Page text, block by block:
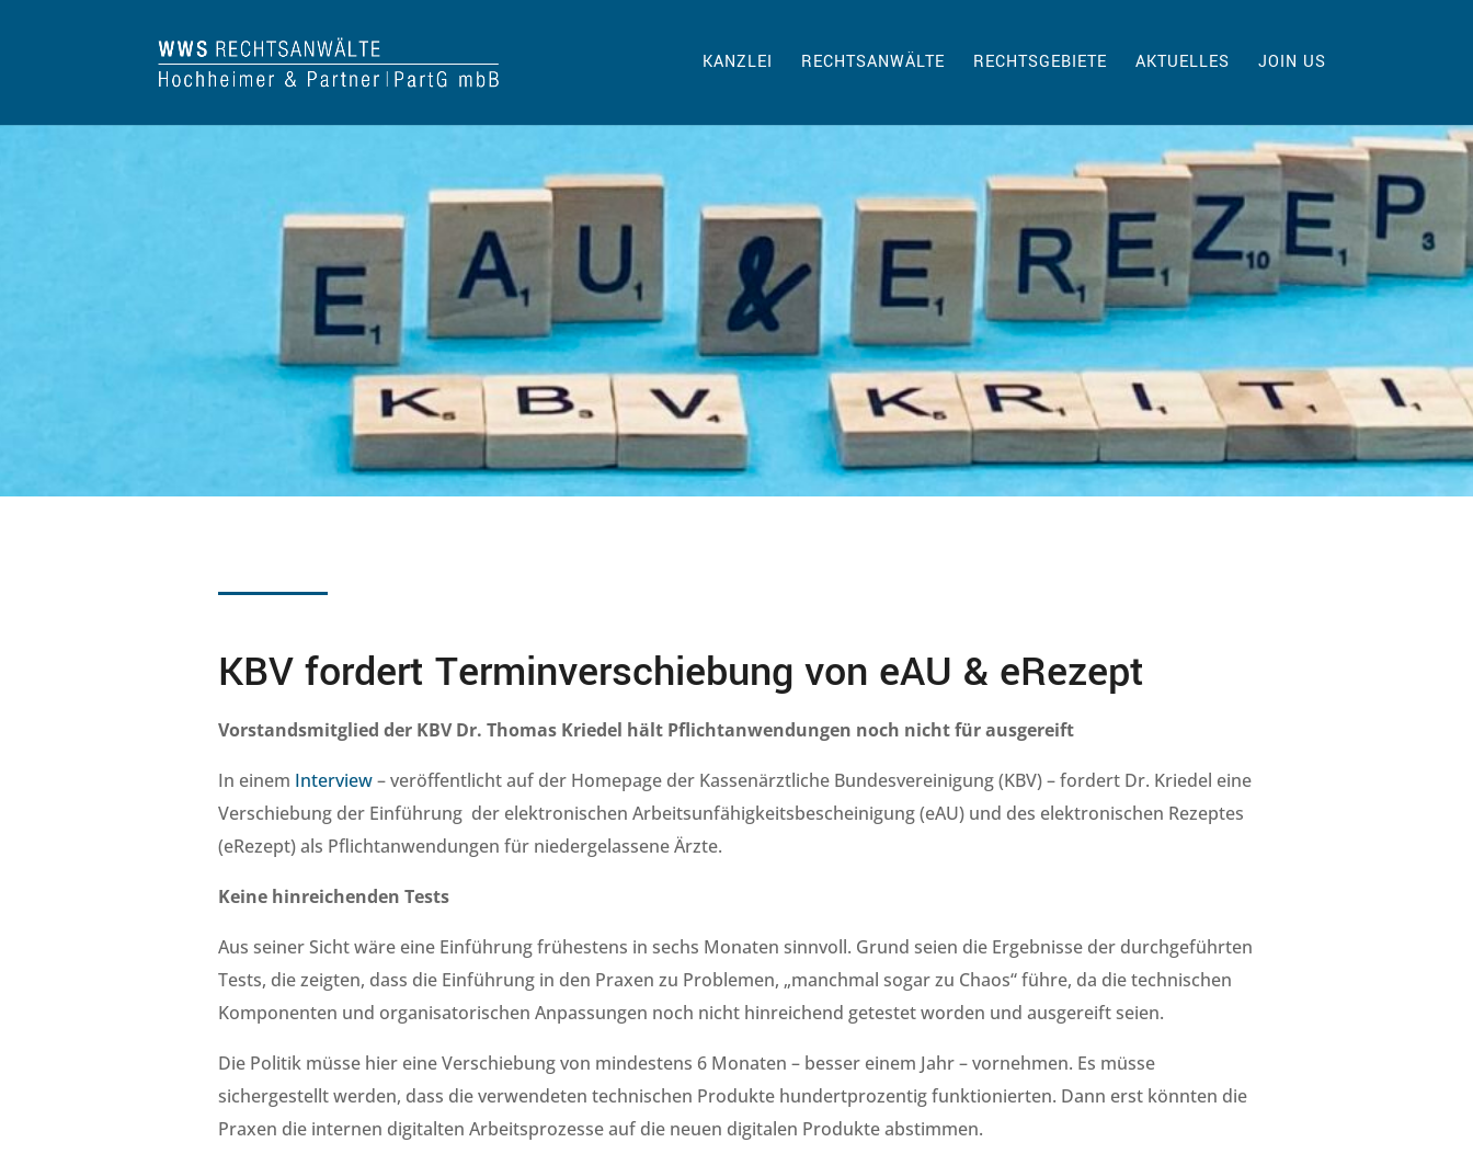
KANZLEI RECHTSANWÄLTE RECHTSGEBIETE AKTUELLES JOIN US
KBV fordert Terminverschiebung von eAU & eRezept
Vorstandsmitglied der KBV Dr. Thomas Kriedel hält Pflichtanwendungen noch nicht für ausgereift
In einem Interview– veröffentlicht auf der Homepage der Kassenärztliche Bundesvereinigung (KBV) – fordert Dr. Kriedel eine
Verschiebung der Einführung der elektronischen Arbeitsunfähigkeitsbescheinigung (eAU) und des elektronischen Rezeptes
(eRezept) als Pflichtanwendungen für niedergelassene Ärzte.
Keine hinreichenden Tests
Aus seiner Sicht wäre eine Einführung frühestens in sechs Monaten sinnvoll. Grund seien die Ergebnisse der durchgeführten
Tests, die zeigten, dass die Einführung in den Praxen zu Problemen, „manchmal sogar zu Chaos“ führe, da die technischen
Komponenten und organisatorischen Anpassungen noch nicht hinreichend getestet worden und ausgereift seien.
Die Politik müsse hier eine Verschiebung von mindestens 6 Monaten – besser einem Jahr – vornehmen. Es müsse
sichergestellt werden, dass die verwendeten technischen Produkte hundertprozentig funktionierten. Dann erst könnten die
Praxen die internen digitalten Arbeitsprozesse auf die neuen digitalen Produkte abstimmen.